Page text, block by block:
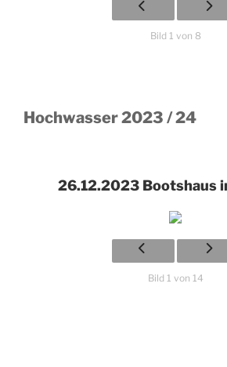
Bild 1 von 8
Hochwasser 2023 / 24
26.12.2023 Bootshaus
Bild 1 von 14